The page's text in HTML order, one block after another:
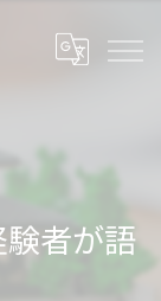
者が語